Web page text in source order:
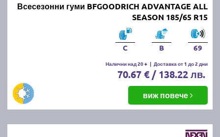
Всесезонни гуми BFGOODRICH ADVANTAGE ALL
SEASON 185/65 R15
C B 69
Налични над 20 + | Доставка от 1 до 2 дни
70.67 € / 138.22 лв.
виж повече